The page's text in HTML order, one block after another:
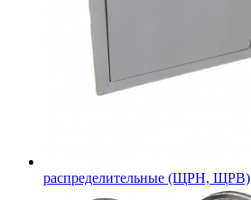
распределительные (ЩРН, ЩРВ)